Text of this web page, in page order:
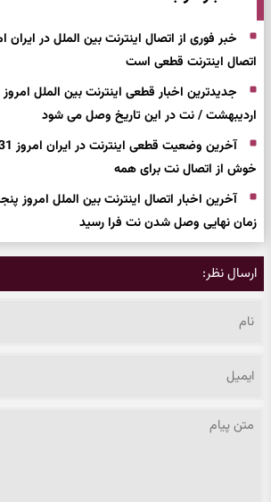
اتصال اینترنت قطعی است
اردیبهشت / نت در این تاریخ وصل می شود
خوش از اتصال نت برای همه
زمان نهایی وصل شدن نت فرا رسید
ارسال نظر: